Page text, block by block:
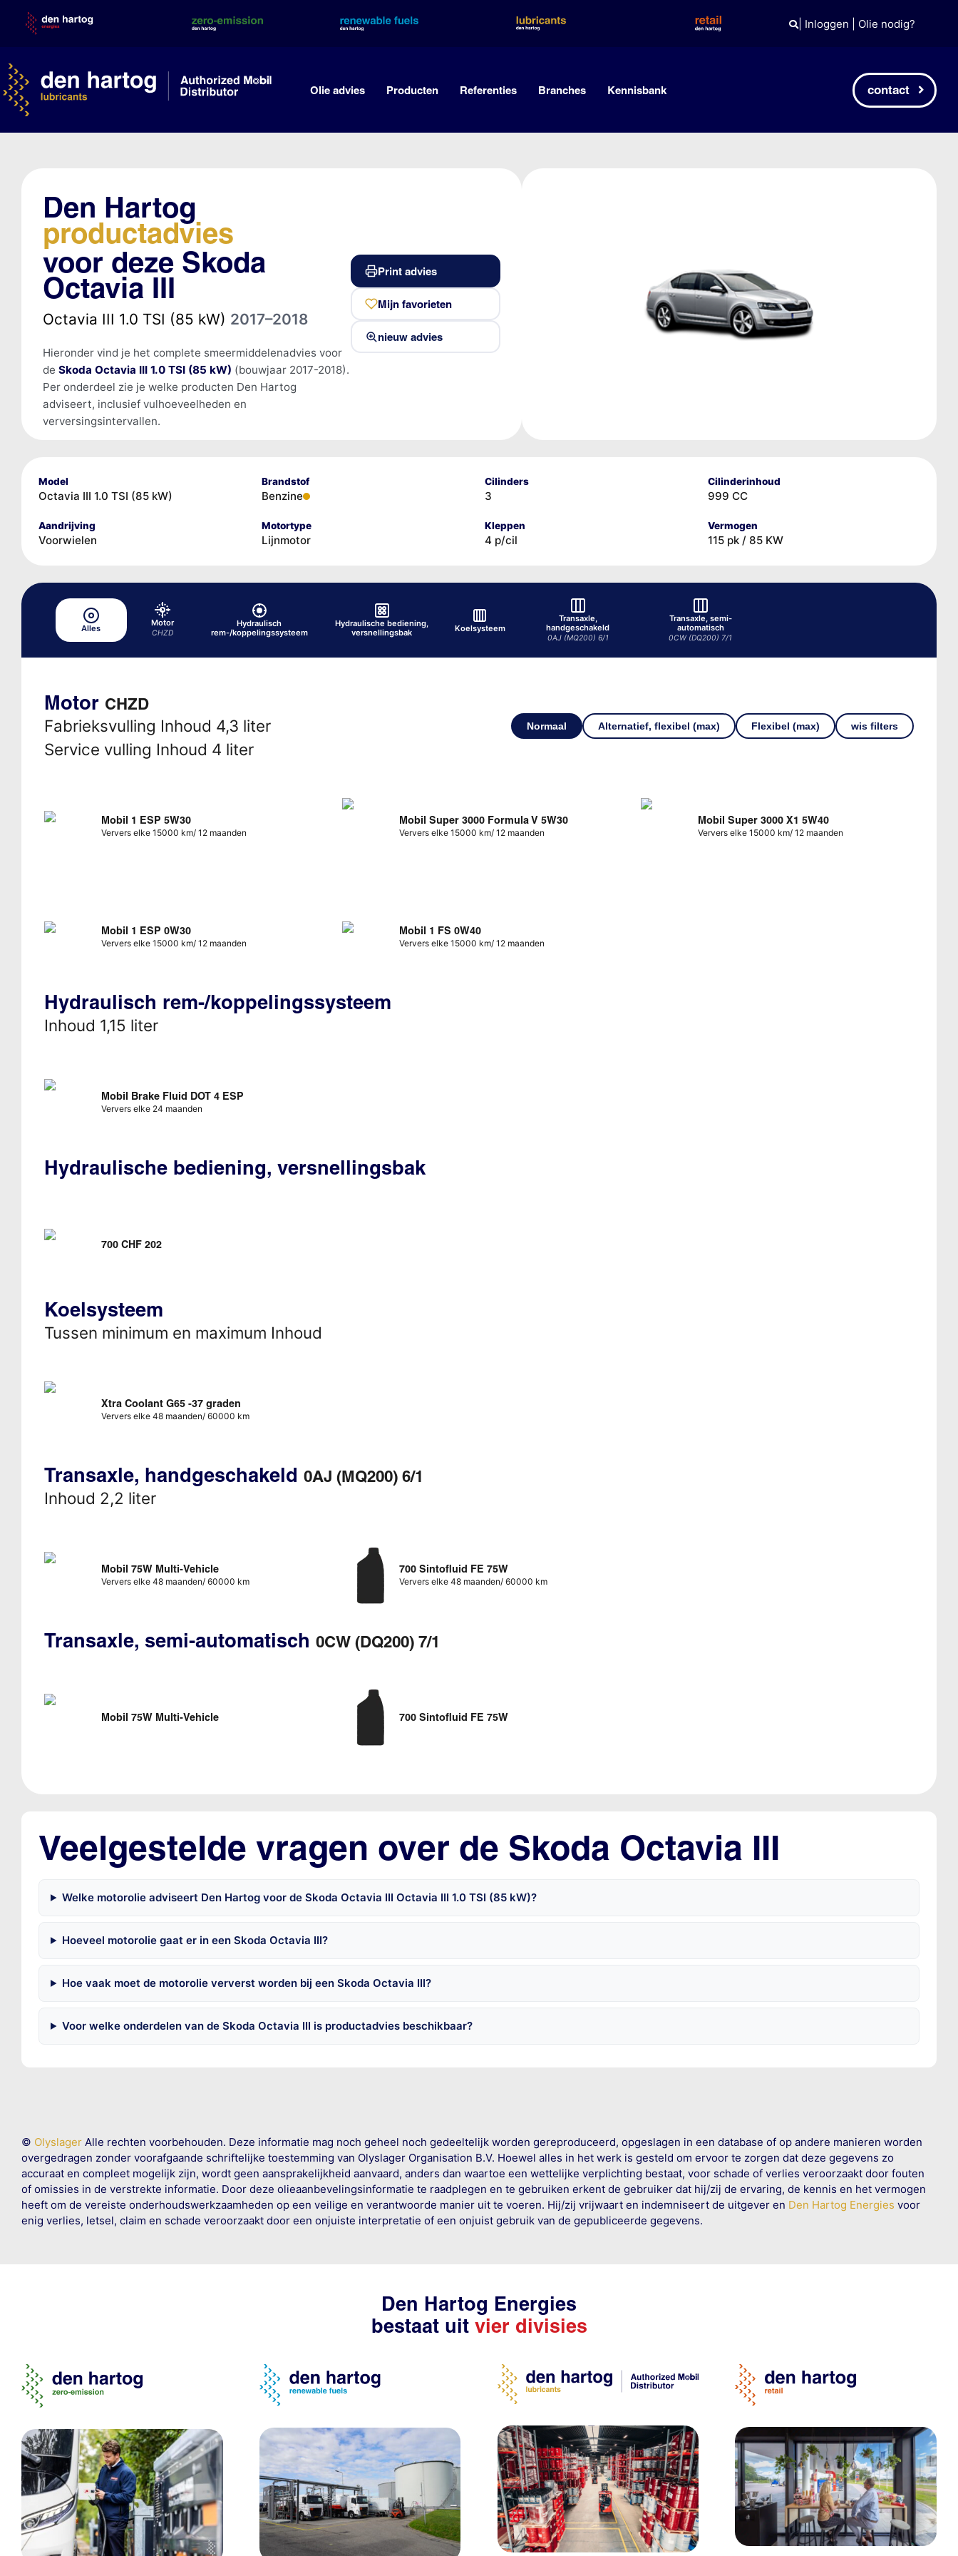
content
| Inloggen Olie nodig?
Olie advies Producten Referenties Branches Kennisbank contact
Den Hartog
productadvies
voor deze Skoda
Octavia III
Octavia III 1.0 TSI (85 kW) 2017–2018
Hieronder vind je het complete smeermiddelenadvies voor
de Skoda Octavia III 1.0 TSI (85 kW) (bouwjaar 2017-2018).
Per onderdeel zie je welke producten Den Hartog
adviseert, inclusief vulhoeveelheden en
verversingsintervallen.
Print advies
Mijn favorieten
nieuw advies
Model
Octavia III 1.0 TSI (85 kW)
Brandstof
Benzine
Cilinders
3
Cilinderinhoud
999 CC
Aandrijving
Voorwielen
Motortype
Lijnmotor
Kleppen
4 p/cil
Vermogen
115 pk / 85 KW
Alles
Motor
CHZD
Hydraulisch
rem-/koppelingssysteem
Hydraulische bediening,
versnellingsbak
Koelsysteem
Transaxle,
handgeschakeld
0AJ (MQ200) 6/1
Transaxle, semi-
automatisch
0CW (DQ200) 7/1
Motor CHZD
Fabrieksvulling Inhoud 4,3 liter
Service vulling Inhoud 4 liter
Normaal Alternatief, flexibel (max) Flexibel (max) wis filters
Mobil 1 ESP 5W30
Ververs elke 15000 km/ 12 maanden
Mobil Super 3000 Formula V 5W30
Ververs elke 15000 km/ 12 maanden
Mobil Super 3000 X1 5W40
Ververs elke 15000 km/ 12 maanden
Mobil 1 ESP 0W30
Ververs elke 15000 km/ 12 maanden
Mobil 1 FS 0W40
Ververs elke 15000 km/ 12 maanden
Hydraulisch rem-/koppelingssysteem
Inhoud 1,15 liter
Mobil Brake Fluid DOT 4 ESP
Ververs elke 24 maanden
Hydraulische bediening, versnellingsbak
700 CHF 202
Koelsysteem
Tussen minimum en maximum Inhoud
Xtra Coolant G65 -37 graden
Ververs elke 48 maanden/ 60000 km
Transaxle, handgeschakeld 0AJ (MQ200) 6/1
Inhoud 2,2 liter
Mobil 75W Multi-Vehicle
Ververs elke 48 maanden/ 60000 km
700 Sintofluid FE 75W
Ververs elke 48 maanden/ 60000 km
Transaxle, semi-automatisch 0CW (DQ200) 7/1
Mobil 75W Multi-Vehicle 700 Sintofluid FE 75W
Veelgestelde vragen over de Skoda Octavia III
Welke motorolie adviseert Den Hartog voor de Skoda Octavia III Octavia III 1.0 TSI (85 kW)?
Hoeveel motorolie gaat er in een Skoda Octavia III?
Hoe vaak moet de motorolie ververst worden bij een Skoda Octavia III?
Voor welke onderdelen van de Skoda Octavia III is productadvies beschikbaar?
© OlyslagerAlle rechten voorbehouden. Deze informatie mag noch geheel noch gedeeltelijk worden gereproduceerd, opgeslagen in een database of op andere manieren worden
overgedragen zonder voorafgaande schriftelijke toestemming van Olyslager Organisation B.V. Hoewel alles in het werk is gesteld om ervoor te zorgen dat deze gegevens zo
accuraat en compleet mogelijk zijn, wordt geen aansprakelijkheid aanvaard, anders dan waartoe een wettelijke verplichting bestaat, voor schade of verlies veroorzaakt door fouten
of omissies in de verstrekte informatie. Door deze olieaanbevelingsinformatie te raadplegen en te gebruiken erkent de gebruiker dat hij/zij de ervaring, de kennis en het vermogen
heeft om de vereiste onderhoudswerkzaamheden op een veilige en verantwoorde manier uit te voeren. Hij/zij vrijwaart en indemniseert de uitgever en Den Hartog Energies voor
enig verlies, letsel, claim en schade veroorzaakt door een onjuiste interpretatie of een onjuist gebruik van de gepubliceerde gegevens.
Den Hartog Energies
bestaat uit vier divisies